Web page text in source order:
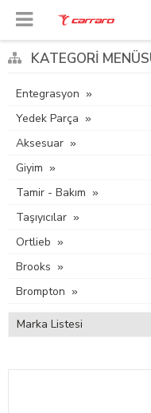
KATEGORI
Entegrasyon
Yedek Parça
Aksesuar
Giyim
Tamir - Bakım
Taşıyıcılar
Ortlieb
Brooks
Brompton
Marka Listesi